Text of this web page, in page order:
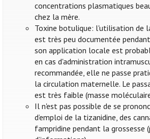
concentrations plasmatiques
chez la mère.
Toxine botulique: l'utilisation de
est très peu documentée
son application locale est
en cas d'administration
recommandée, elle ne passe
la circulation maternelle. Le
est très faible (masse
Il n'est pas possible de se
d’emploi de la tizanidine, des
fampridine pendant la grossesse